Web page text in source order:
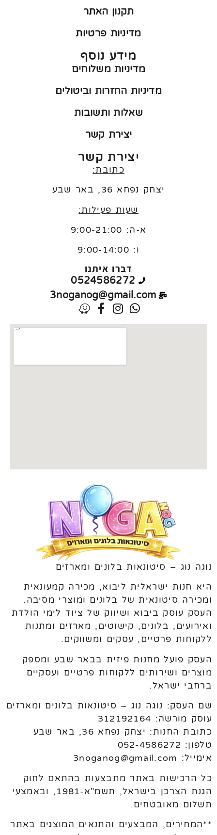
תקנון האתר
מדיניות פרטיות
מידע נוסף
מדיניות משלוחים
מדיניות החזרות וביטולים
שאלות ותשובות
יצירת קשר
יצירת קשר
כתובת:
יצחק נפחא 36, באר שבע
שעות פעילות:
א-ה: 9:00-21:00
ו: 9:00-14:00
דברו איתנו
0524586272
3noganog@gmail.com
נוגה נוג – סיטונאות בלונים ומארזים
היא חנות ישראלית ליבוא, מכירה קמעונאית
ומכירה סיטונאית של בלונים ומוצרי מסיבה.
העסק עוסק ביבוא ושיווק של ציוד לימי הולדת
ואירועים, בלונים, קישוטים, מארזים ומתנות
ללקוחות פרטיים, עסקים ומשווקים.
העסק פועל מחנות פיזית בבאר שבע ומספק
מוצרים ושירותים ללקוחות פרטיים ועסקיים
ברחבי ישראל.
שם העסק: נוגה נוג – סיטונאות בלונים ומארזים
עוסק מורשה: 312192164
כתובת החנות: יצחק נפחא 36, באר שבע
טלפון: 052-4586272
אימייל: 3noganog@gmail.com
כל הרכישות באתר מתבצעות בהתאם לחוק
הגנת הצרכן בישראל, תשמ"א-1981, ובאמצעי
תשלום מאובטחים.
**המחירים, המבצעים והתנאים המוצגים באתר